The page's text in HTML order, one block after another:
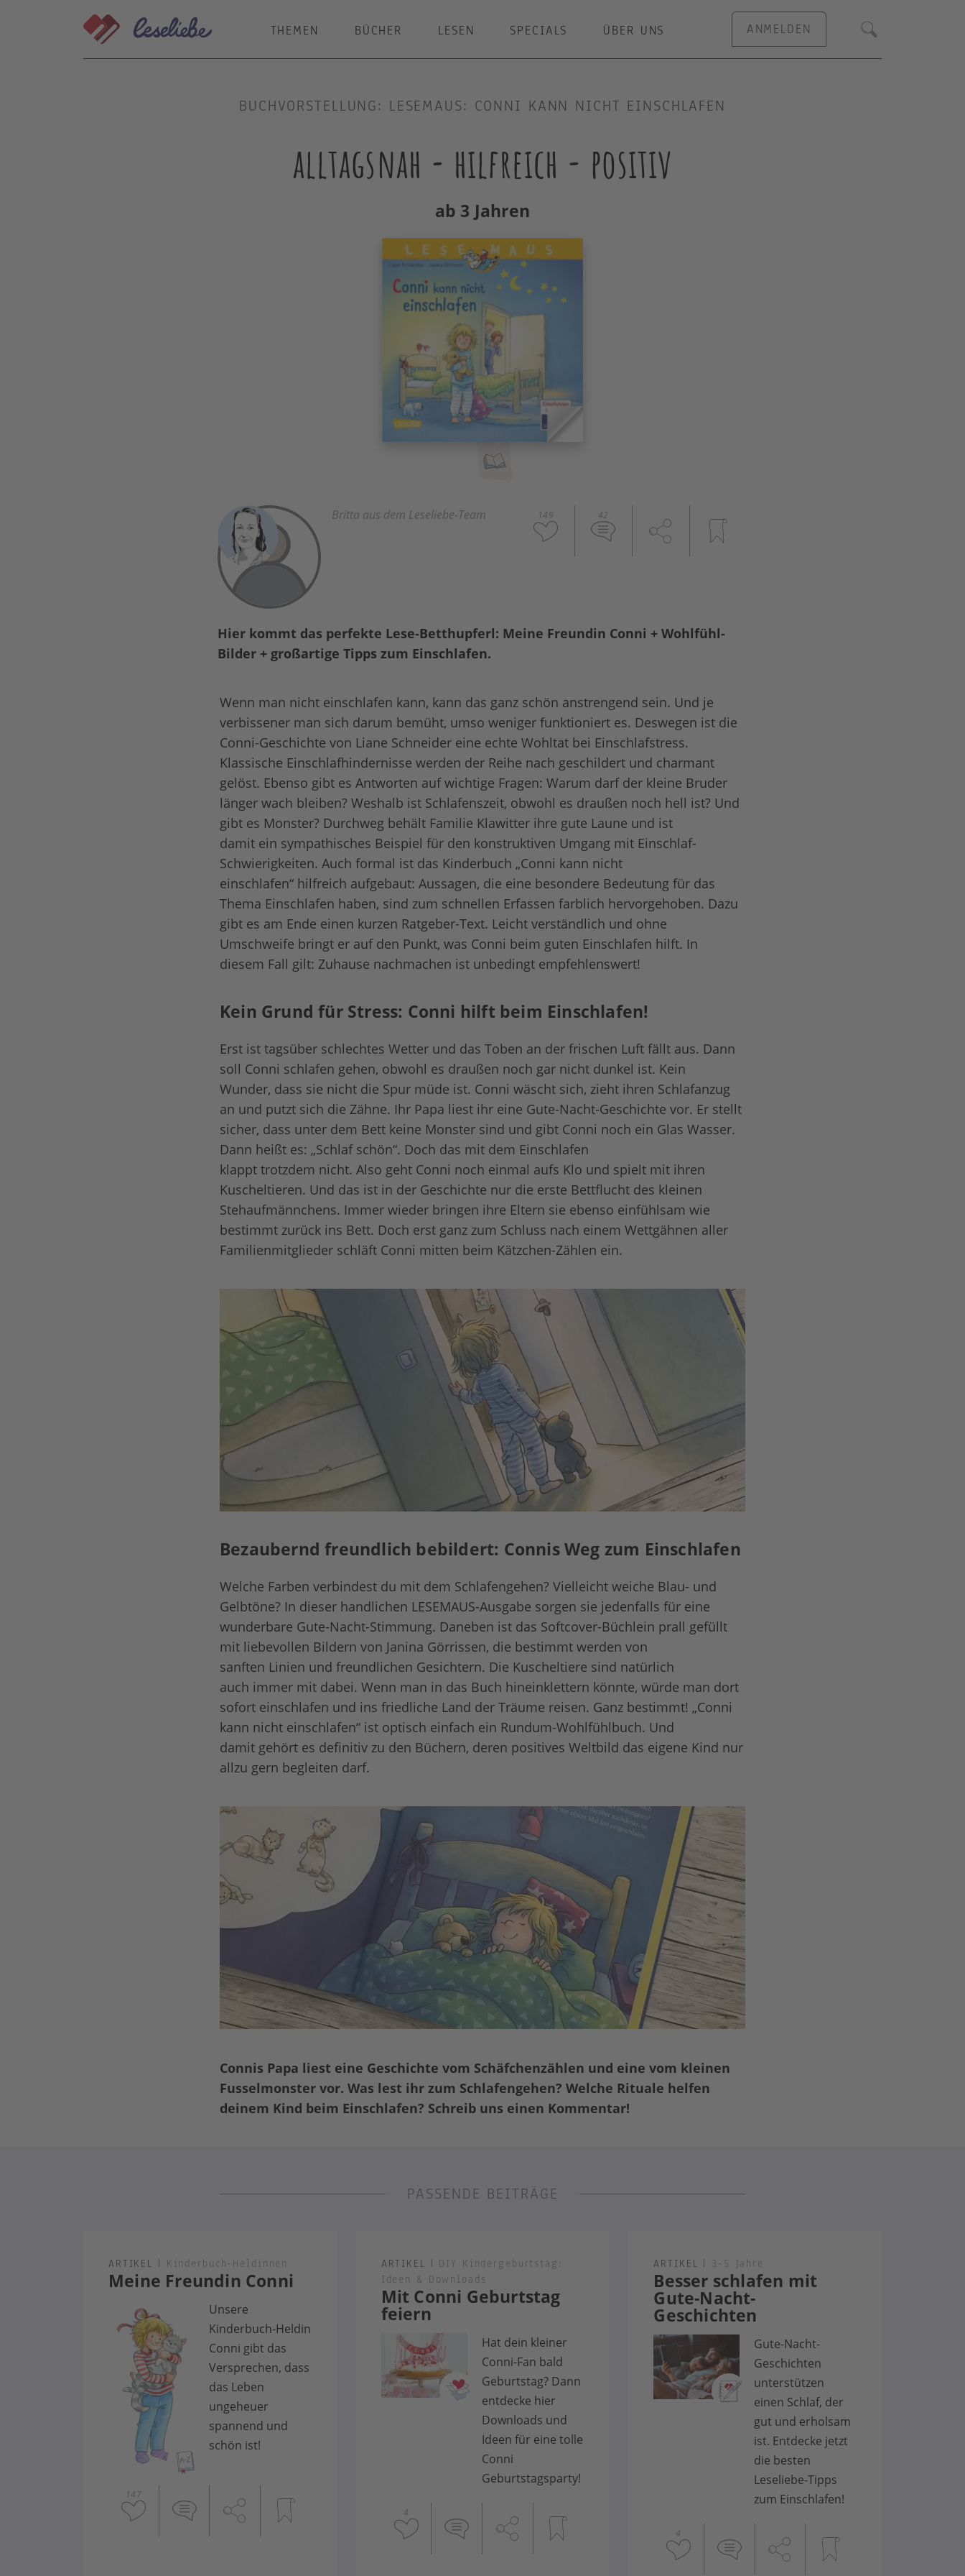
THEMEN BÜCHER LESEN SPECIALS ÜBER UNS ANMELDEN Suche
BUCHVORSTELLUNG: LESEMAUS: CONNI KANN NICHT EINSCHLAFEN
alltagsnah - hilfreich - positiv
ab 3 Jahren
Britta aus dem Leseliebe-Team 149 42
Hier kommt das perfekte Lese-Betthupferl: Meine Freundin Conni + Wohlfühl-
Bilder + großartige Tipps zum Einschlafen.
Wenn man nicht einschlafen kann, kann das ganz schön anstrengend sein. Und je
verbissener man sich darum bemüht, umso weniger funktioniert es. Deswegen ist die
Conni-Geschichte von Liane Schneider eine echte Wohltat bei Einschlafstress.
Klassische Einschlafhindernisse werden der Reihe nach geschildert und charmant
gelöst. Ebenso gibt es Antworten auf wichtige Fragen: Warum darf der kleine Bruder
länger wach bleiben? Weshalb ist Schlafenszeit, obwohl es draußen noch hell ist? Und
gibt es Monster? Durchweg behält Familie Klawitter ihre gute Laune und ist
damit ein sympathisches Beispiel für den konstruktiven Umgang mit Einschlaf-
Schwierigkeiten. Auch formal ist das Kinderbuch „Conni kann nicht
einschlafen“ hilfreich aufgebaut: Aussagen, die eine besondere Bedeutung für das
Thema Einschlafen haben, sind zum schnellen Erfassen farblich hervorgehoben. Dazu
gibt es am Ende einen kurzen Ratgeber-Text. Leicht verständlich und ohne
Umschweife bringt er auf den Punkt, was Conni beim guten Einschlafen hilft. In
diesem Fall gilt: Zuhause nachmachen ist unbedingt empfehlenswert!
Kein Grund für Stress: Conni hilft beim Einschlafen!
Erst ist tagsüber schlechtes Wetter und das Toben an der frischen Luft fällt aus. Dann
soll Conni schlafen gehen, obwohl es draußen noch gar nicht dunkel ist. Kein
Wunder, dass sie nicht die Spur müde ist. Conni wäscht sich, zieht ihren Schlafanzug
an und putzt sich die Zähne. Ihr Papa liest ihr eine Gute-Nacht-Geschichte vor. Er stellt
sicher, dass unter dem Bett keine Monster sind und gibt Conni noch ein Glas Wasser.
Dann heißt es: „Schlaf schön“. Doch das mit dem Einschlafen
klappt trotzdem nicht. Also geht Conni noch einmal aufs Klo und spielt mit ihren
Kuscheltieren. Und das ist in der Geschichte nur die erste Bettflucht des kleinen
Stehaufmännchens. Immer wieder bringen ihre Eltern sie ebenso einfühlsam wie
bestimmt zurück ins Bett. Doch erst ganz zum Schluss nach einem Wettgähnen aller
Familienmitglieder schläft Conni mitten beim Kätzchen-Zählen ein.
Bezaubernd freundlich bebildert: Connis Weg zum Einschlafen
Welche Farben verbindest du mit dem Schlafengehen? Vielleicht weiche Blau- und
Gelbtöne? In dieser handlichen LESEMAUS-Ausgabe sorgen sie jedenfalls für eine
wunderbare Gute-Nacht-Stimmung. Daneben ist das Softcover-Büchlein prall gefüllt
mit liebevollen Bildern von Janina Görrissen, die bestimmt werden von
sanften Linien und freundlichen Gesichtern. Die Kuscheltiere sind natürlich
auch immer mit dabei. Wenn man in das Buch hineinklettern könnte, würde man dort
sofort einschlafen und ins friedliche Land der Träume reisen. Ganz bestimmt! „Conni
kann nicht einschlafen“ ist optisch einfach ein Rundum-Wohlfühlbuch. Und
damit gehört es definitiv zu den Büchern, deren positives Weltbild das eigene Kind nur
allzu gern begleiten darf.
Connis Papa liest eine Geschichte vom Schäfchenzählen und eine vom kleinen
Fusselmonster vor. Was lest ihr zum Schlafengehen? Welche Rituale helfen
deinem Kind beim Einschlafen? Schreib uns einen Kommentar!
PASSENDE BEITRÄGE
Meine Freundin Conni
ARTIKEL | Kinderbuch-Heldinnen
Unsere
Kinderbuch-Heldin
Conni gibt das
Versprechen, dass
das Leben
ungeheuer
spannend und
schön ist!
147
Mit Conni Geburtstag
feiern
ARTIKEL | DIY Kindergeburtstag:
Ideen & Downloads
Hat dein kleiner
Conni-Fan bald
Geburtstag? Dann
entdecke hier
Downloads und
Ideen für eine tolle
Conni
Geburtstagsparty!
4
Besser schlafen mit
Gute-Nacht-
Geschichten
ARTIKEL | 3-5 Jahre
Gute-Nacht-
Geschichten
unterstützen
einen Schlaf, der
gut und erholsam
ist. Entdecke jetzt
die besten
Leseliebe-Tipps
zum Einschlafen!
4